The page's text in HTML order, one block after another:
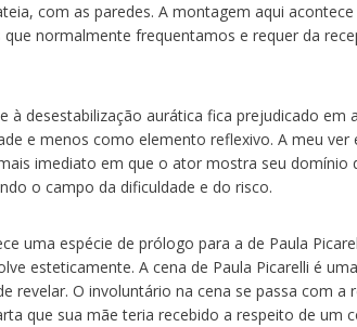
com as paredes. A montagem aqui
normalmente frequentamos e requer da
à desestabilização aurática fica prejudicado em
e menos como elemento reflexivo. A meu
imediato em que o ator mostra seu domínio
o campo da dificuldade e do risco.
uma espécie de prólogo para a de Paula
esteticamente. A cena de Paula Picarelli é
revelar. O involuntário na cena se passa com a
que sua mãe teria recebido a respeito de um